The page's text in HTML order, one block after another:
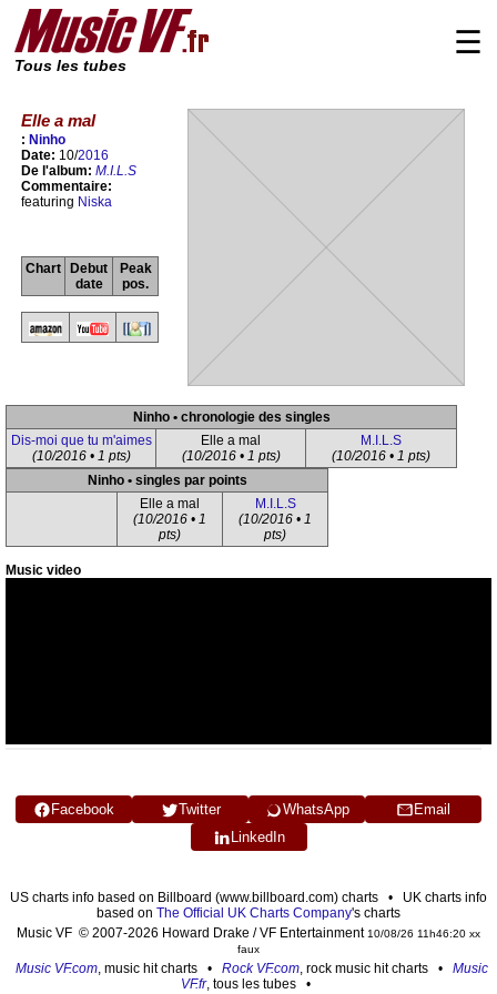
Tous les tubes
☰
Elle a mal
: Ninho
Date: 10/2016
De l'album: M.I.L.S
Commentaire:
featuring Niska
Chart
Debut
date
Peak
pos.
Ninho • chronologie des singles
Dis-moi que tu m'aimes
(10/2016 • 1 pts)
Elle a mal
(10/2016 • 1 pts)
M.I.L.S
(10/2016 • 1 pts)
Ninho • singles par points
Elle a mal
(10/2016 • 1
pts)
M.I.L.S
(10/2016 • 1
pts)
Music video
Facebook Twitter WhatsApp
Email
LinkedIn
US charts info based on Billboard (www.billboard.com) charts • UK charts info
based on The Official UK Charts Company's charts
Music VF © 2007-2026 Howard Drake / VF Entertainment 10/08/26 11h46:20 xx
faux
Music VF.com, music hit charts • Rock VF.com, rock music hit charts • Music
VF.fr, tous les tubes •